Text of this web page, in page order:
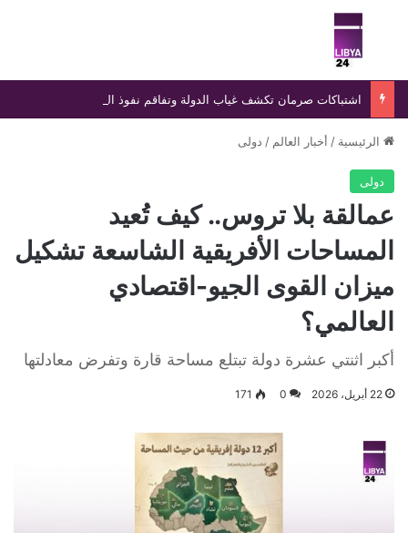
بحث عن
الرئيسية / أخبار العالم / دولى
دولى
عمالقة بلا تروس.. كيف تُعيد
المساحات الأفريقية الشاسعة تشكيل
ميزان القوى الجيو-اقتصادي
العالمي؟
أكبر اثنتي عشرة دولة تبتلع مساحة قارة وتفرض معادلتها
22 أبريل، 2026 0
171